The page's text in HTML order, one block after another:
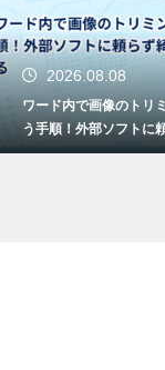
2026.08.08
ワード内で画像のトリ
う手順！外部ソフトに
に加工する